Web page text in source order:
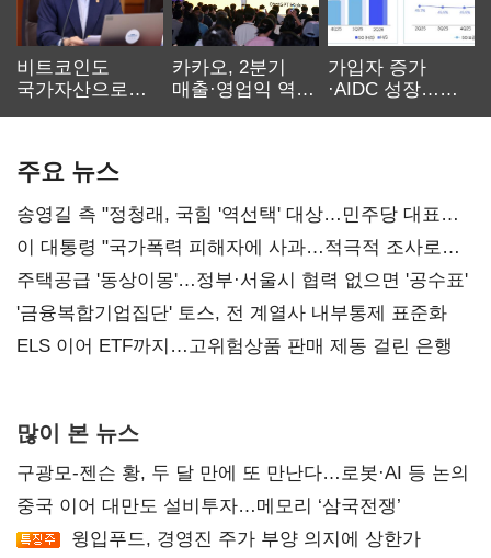
비트코인도
국가자산으로…'
카카오, 2분기
매출·영업익 역대
가입자 증가
·AIDC 성장…
주요 뉴스
송영길 측 "정청래, 국힘 '역선택' 대상…민주당 대표로
총선 지휘 못해"
이 대통령 "국가폭력 피해자에 사과…적극적 조사로
진실 밝혀야"
주택공급 '동상이몽'…정부·서울시 협력 없으면 '공수표'
'금융복합기업집단' 토스, 전 계열사 내부통제 표준화
ELS 이어 ETF까지…고위험상품 판매 제동 걸린 은행
많이 본 뉴스
구광모-젠슨 황, 두 달 만에 또 만난다…로봇·AI 등 논의
중국 이어 대만도 설비투자…메모리 ‘삼국전쟁’
윙입푸드, 경영진 주가 부양 의지에 상한가